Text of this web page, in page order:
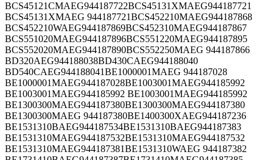
BCS45121CMAEG944187722BCS45131XMAEG944187721
BCS45131XMAEG 944187721BCS452210MAEG944187868
BCS452210WAEG944187869BCS452310MAEG944187867
BCS551020MAEG944187896BCS551220MAEG944187895
BCS552020MAEG944187890BCS552250MAEG 944187866
BD320AEG944188038BD430CAEG944188040
BD540CAEG944188041BE1000001MAEG 944187028
BE1000001MAEG944187028BE1003001MAEG944185992
BE1003001MAEG944185992 BE1003001MAEG944185992
BE1300300MAEG944187380BE1300300MAEG944187380
BE1300300MAEG 944187380BE1400300XAEG944187236
BE1531310BAEG944187534BE1531310BAEG944187383
BE1531310MAEG944187532BE1531310MAEG944187532
BE1531310MAEG944187381BE1531310WAEG 944187382